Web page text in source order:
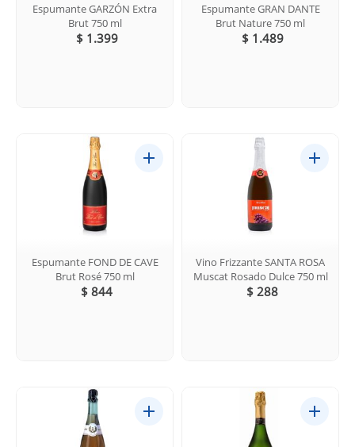
Espumante GARZÓN Extra
Brut 750 ml
$ 1.399
Espumante GRAN DANTE
Brut Nature 750 ml
$ 1.489
Espumante FOND DE CAVE
Brut Rosé 750 ml
$ 844
Vino Frizzante SANTA ROSA
Muscat Rosado Dulce 750 ml
$ 288